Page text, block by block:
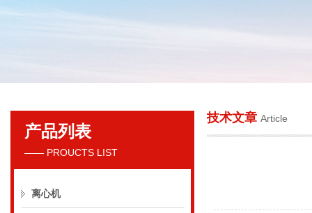
贝克曼库尔特国际贸易（上海）有限公司
产品列表
—— PROUCTS LIST
离心机
技术文章 Article